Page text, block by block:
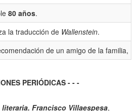
80 años.
la traducción de Wallenstein.
de un amigo de la familia,
PERIÓDICAS - - -
Francisco Villaespesa,